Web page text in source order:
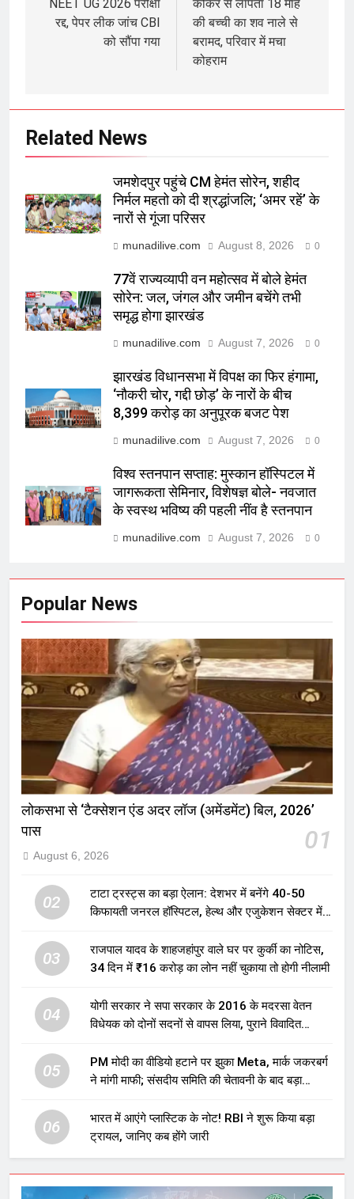
navigation
NEET UG 2026 परीक्षा
रद्द, पेपर लीक जांच CBI
को सौंपा गया
कोकर से लापता 18 माह
की बच्ची का शव नाले से
बरामद, परिवार में मचा
कोहराम
Related News
जमशेदपुर पहुंचे CM हेमंत सोरेन, शहीद
निर्मल महतो को दी श्रद्धांजलि; ‘अमर रहें’ के
नारों से गूंजा परिसर
munadilive.com August 8, 2026 0
77वें राज्यव्यापी वन महोत्सव में बोले हेमंत
सोरेन: जल, जंगल और जमीन बचेंगे तभी
समृद्ध होगा झारखंड
munadilive.com August 7, 2026 0
झारखंड विधानसभा में विपक्ष का फिर हंगामा,
‘नौकरी चोर, गद्दी छोड़’ के नारों के बीच
8,399 करोड़ का अनुपूरक बजट पेश
munadilive.com August 7, 2026 0
विश्व स्तनपान सप्ताह: मुस्कान हॉस्पिटल में
जागरूकता सेमिनार, विशेषज्ञ बोले- नवजात
के स्वस्थ भविष्य की पहली नींव है स्तनपान
munadilive.com August 7, 2026 0
Popular News
लोकसभा से ‘टैक्सेशन एंड अदर लॉज (अमेंडमेंट) बिल, 2026’
पास
01
August 6, 2026
02
टाटा ट्रस्ट्स का बड़ा ऐलान: देशभर में बनेंगे 40-50
किफायती जनरल हॉस्पिटल, हेल्थ और एजुकेशन सेक्टर में
03
राजपाल यादव के शाहजहांपुर वाले घर पर कुर्की का नोटिस,
34 दिन में ₹16 करोड़ का लोन नहीं चुकाया तो होगी नीलामी
04
योगी सरकार ने सपा सरकार के 2016 के मदरसा वेतन
विधेयक को दोनों सदनों से वापस लिया, पुराने विवादित
05
PM मोदी का वीडियो हटाने पर झुका Meta, मार्क जकरबर्ग
ने मांगी माफी; संसदीय समिति की चेतावनी के बाद बड़ा
06
भारत में आएंगे प्लास्टिक के नोट! RBI ने शुरू किया बड़ा
ट्रायल, जानिए कब होंगे जारी